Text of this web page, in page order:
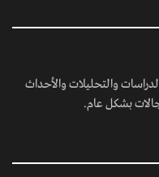
والتحليلات والأحداث
بشكل عام.